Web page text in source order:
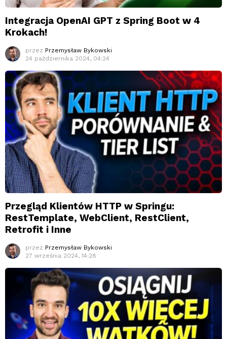
Integracja OpenAI GPT z Spring Boot w 4
Krokach!
przez Przemysław Bykowski
24 października 2024, 04:24
Przegląd Klientów HTTP w Springu:
RestTemplate, WebClient, RestClient,
Retrofit i Inne
przez Przemysław Bykowski
27 września 2024, 14:28